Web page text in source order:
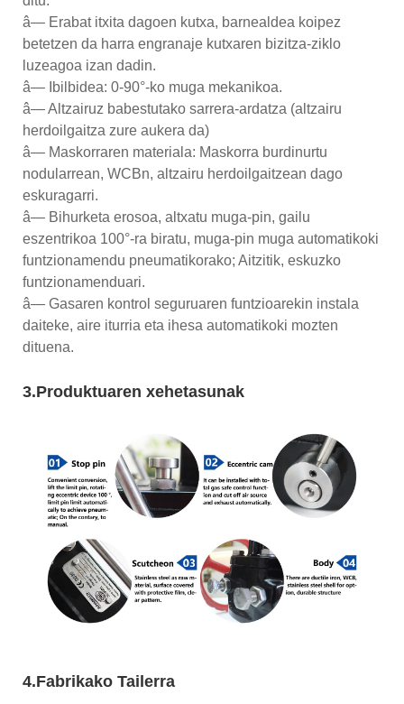
â— Erabat itxita dagoen kutxa, barnealdea koipez
betetzen da harra engranaje kutxaren bizitza-ziklo
luzeagoa izan dadin.
â— Ibilbidea: 0-90°-ko muga mekanikoa.
â— Altzairuz babestutako sarrera-ardatza (altzairu
herdoilgaitza zure aukera da)
â— Maskorraren materiala: Maskorra burdinurtu
nodularrean, WCBn, altzairu herdoilgaitzean dago
eskuragarri.
â— Bihurketa erosoa, altxatu muga-pin, gailu
eszentrikoa 100°-ra biratu, muga-pin muga automatikoki
funtzionamendu pneumatikorako; Aitzitik, eskuzko
funtzionamenduari.
â— Gasaren kontrol seguruaren funtzioarekin instala
daiteke, aire iturria eta ihesa automatikoki mozten
dituena.
3.Produktuaren xehetasunak
4.Fabrikako Tailerra